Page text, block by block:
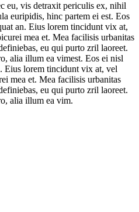
eu, vis detraxit periculis ex, nihil
euripidis, hinc partem ei est. Eos
an. Eius lorem tincidunt vix at,
mea et. Mea facilisis urbanitas
eu qui purto zril laoreet.
alia illum ea vimest. Eos ei nisl
Eius lorem tincidunt vix at, vel
mea et. Mea facilisis urbanitas
eu qui purto zril laoreet.
alia illum ea vim.